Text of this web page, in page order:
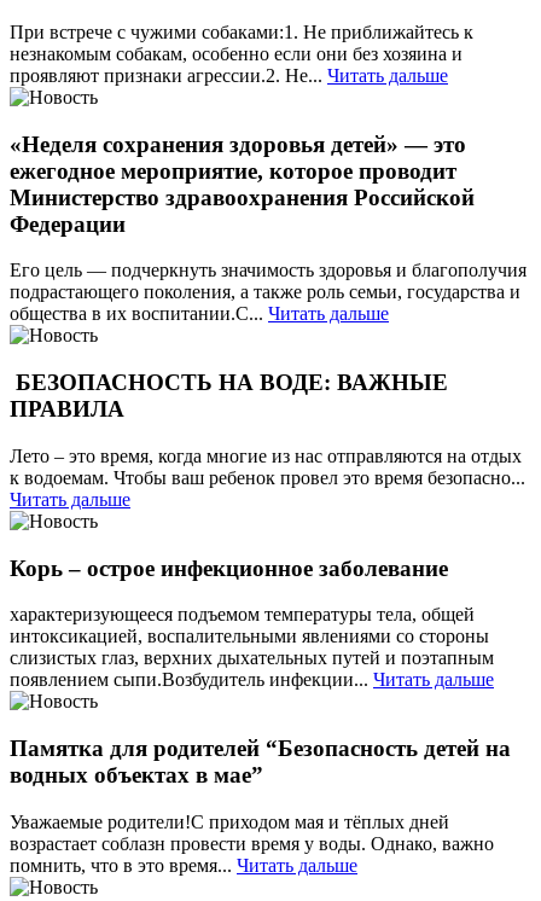
При встрече с чужими собаками:1. Не приближайтесь к
незнакомым собакам, особенно если они без хозяина и
проявляют признаки агрессии.2. Не... Читать дальше
«Неделя сохранения здоровья детей» — это
ежегодное мероприятие, которое проводит
Министерство здравоохранения Российской
Федерации
Его цель — подчеркнуть значимость здоровья и благополучия
подрастающего поколения, а также роль семьи, государства и
общества в их воспитании.С... Читать дальше
БЕЗОПАСНОСТЬ НА ВОДЕ: ВАЖНЫЕ
ПРАВИЛА
Лето – это время, когда многие из нас отправляются на отдых
к водоемам. Чтобы ваш ребенок провел это время безопасно...
Читать дальше
Корь – острое инфекционное заболевание
характеризующееся подъемом температуры тела, общей
интоксикацией, воспалительными явлениями со стороны
слизистых глаз, верхних дыхательных путей и поэтапным
появлением сыпи.Возбудитель инфекции... Читать дальше
Памятка для родителей “Безопасность детей на
водных объектах в мае”
Уважаемые родители!С приходом мая и тёплых дней
возрастает соблазн провести время у воды. Однако, важно
помнить, что в это время... Читать дальше